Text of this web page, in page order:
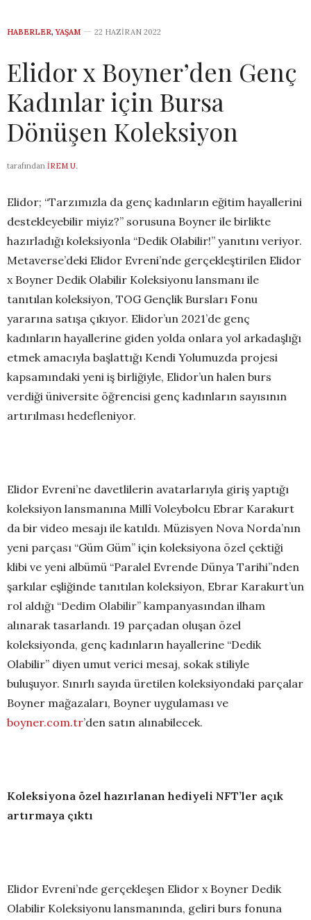
HABERLER, YAŞAM 22 HAZIRAN 2022
Elidor x Boyner’den Genç
Kadınlar için Bursa
Dönüşen Koleksiyon
tarafından İREM U.
Elidor; “Tarzımızla da genç kadınların eğitim hayallerini
destekleyebilir miyiz?” sorusuna Boyner ile birlikte
hazırladığı koleksiyonla “Dedik Olabilir!” yanıtını veriyor.
Metaverse’deki Elidor Evreni’nde gerçekleştirilen Elidor
x Boyner Dedik Olabilir Koleksiyonu lansmanı ile
tanıtılan koleksiyon, TOG Gençlik Bursları Fonu
yararına satışa çıkıyor. Elidor’un 2021’de genç
kadınların hayallerine giden yolda onlara yol arkadaşlığı
etmek amacıyla başlattığı Kendi Yolumuzda projesi
kapsamındaki yeni iş birliğiyle, Elidor’un halen burs
verdiği üniversite öğrencisi genç kadınların sayısının
artırılması hedefleniyor.
Elidor Evreni’ne davetlilerin avatarlarıyla giriş yaptığı
koleksiyon lansmanına Millî Voleybolcu Ebrar Karakurt
da bir video mesajı ile katıldı. Müzisyen Nova Norda’nın
yeni parçası “Güm Güm” için koleksiyona özel çektiği
klibi ve yeni albümü “Paralel Evrende Dünya Tarihi”nden
şarkılar eşliğinde tanıtılan koleksiyon, Ebrar Karakurt’un
rol aldığı “Dedim Olabilir” kampanyasından ilham
alınarak tasarlandı. 19 parçadan oluşan özel
koleksiyonda, genç kadınların hayallerine “Dedik
Olabilir” diyen umut verici mesaj, sokak stiliyle
buluşuyor. Sınırlı sayıda üretilen koleksiyondaki parçalar
Boyner mağazaları, Boyner uygulaması ve
boyner.com.tr’den satın alınabilecek.
Koleksiyona özel hazırlanan hediyeli NFT’ler açık
artırmaya çıktı
Elidor Evreni’nde gerçekleşen Elidor x Boyner Dedik
Olabilir Koleksiyonu lansmanında, geliri burs fonuna